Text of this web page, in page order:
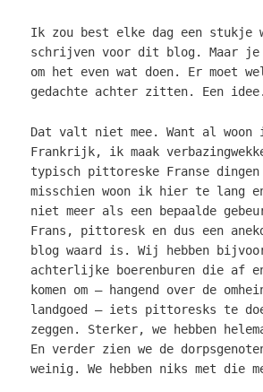
Ik zou best elke dag een stukje
schrijven voor dit blog. Maar
om het even wat doen. Er moet
gedachte achter zitten. Een
Dat valt niet mee. Want al
Frankrijk, ik maak
typisch pittoreske Franse dingen
misschien woon ik hier te lang
niet meer als een bepaalde
Frans, pittoresk en dus een
blog waard is. Wij hebben
achterlijke boerenburen die af
komen om – hangend over de
landgoed – iets pittoresks te
zeggen. Sterker, we hebben
En verder zien we de
weinig. We hebben niks met die